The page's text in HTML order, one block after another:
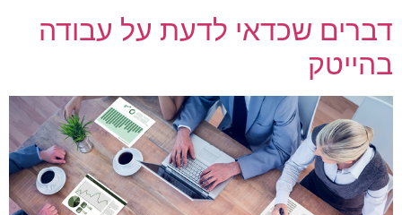
דברים שכדאי לדעת על עבודה
בהייטק